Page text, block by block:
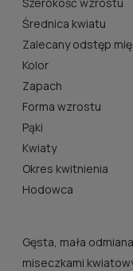
Średnica kwiatu
Zalecany odstęp
Kolor
Zapach
Forma wzrostu
Pąki
Kwiaty
Okres kwitnienia
Hodowca
Gęsta, mała
miseczkami